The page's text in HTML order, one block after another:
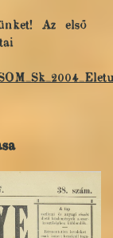
Az első